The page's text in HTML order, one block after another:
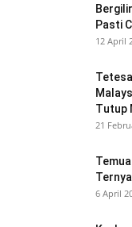
Pasti
12 April
Tutup
21
6 April